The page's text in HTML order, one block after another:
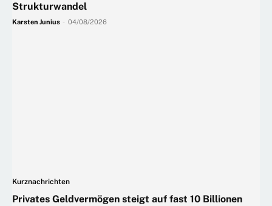
Strukturwandel
Karsten Junius 04/08/2026
Kurznachrichten
Privates Geldvermögen steigt auf fast 10 Billionen